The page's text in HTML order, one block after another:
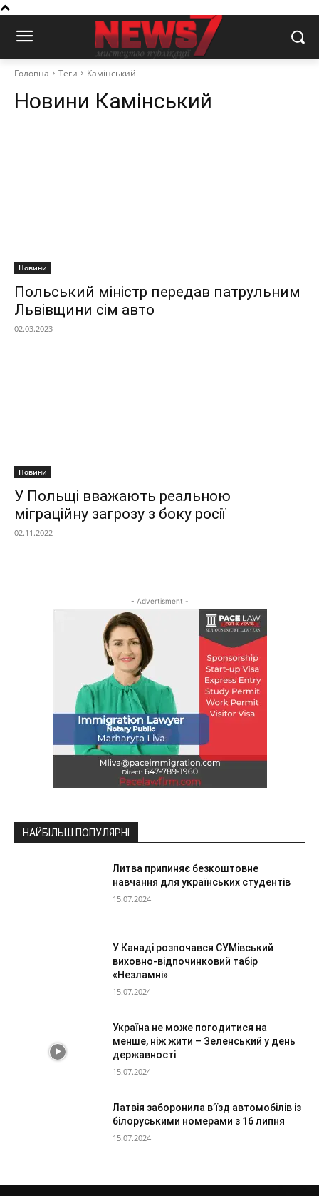
Головна Теги Камінський
Новини Камінський
Новини
​​​​​Польський міністр передав патрульним
Львівщини сім авто
02.03.2023
Новини
У Польщі вважають реальною
міграційну загрозу з боку росії
02.11.2022
- Advertisment -
НАЙБІЛЬШ ПОПУЛЯРНІ
Литва припиняє безкоштовне
навчання для українських студентів
15.07.2024
У Канаді розпочався СУМівський
виховно-відпочинковий табір
«Незламні»
15.07.2024
Україна не може погодитися на
менше, ніж жити – Зеленський у день
державності
15.07.2024
Латвія заборонила в’їзд автомобілів із
білоруськими номерами з 16 липня
15.07.2024